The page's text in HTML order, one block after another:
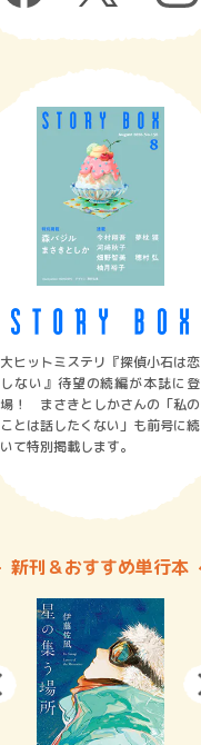
大ヒットミステリ『探偵小石は恋
しない』待望の続編が本誌に登
場！ まさきとしかさんの「私の
ことは話したくない」も前号に続
いて特別掲載します。
新刊＆おすすめ単行本